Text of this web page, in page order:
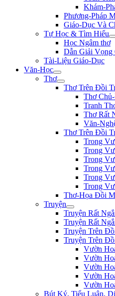
Khám-
Phương-Pháp
Giáo-Dục Và
Tự Học & Tìm Hiểu
Học Ngâm thơ
Dẫn Giải Vọng
Tài-Liệu Giáo-Dục
Văn-Học
Thơ
Thơ Trên Đồi
Thơ
Tranh
Thơ Rất
Văn-
Thơ Trên Đồi
Trong
Trong
Trong
Trong
Trong
Trong
Thơ-Họa Đồi
Truyện
Truyện Rất
Truyện Rất
Truyện Trên
Truyện Trên
Vườn
Vườn
Vườn
Vườn
Vườn
Bút Ký, Tiểu Luận,